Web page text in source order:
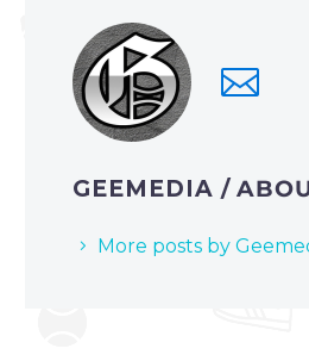
GEEMEDIA /
More posts by